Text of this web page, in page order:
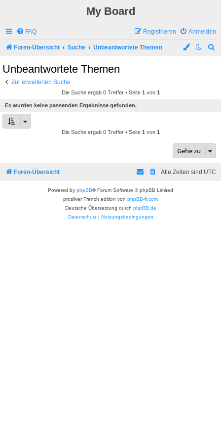
My Board
FAQ Anmelden
Registrieren
Foren-Übersicht Suche Unbeantwortete Themen
Unbeantwortete Themen
Zur erweiterten Suche
Die Suche ergab 0 Treffer • Seite 1von 1
Es wurden keine passenden Ergebnisse gefunden.
Die Suche ergab 0 Treffer • Seite 1von 1
Gehe zu
Foren-Übersicht Alle Zeiten sind UTC
Powered by phpBB® Forum Software © phpBB Limited
prosilver French edition von phpBB-fr.com
Deutsche Übersetzung durch phpBB.de
Datenschutz| Nutzungsbedingungen